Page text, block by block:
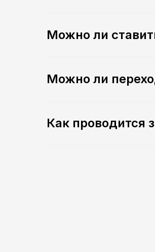
Можно ли
Можно ли
Как проводится